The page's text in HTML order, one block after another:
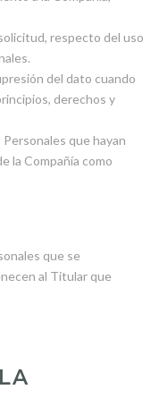
respecto del uso
del dato cuando
derechos y
que hayan
la Compañía como
que se
al Titular que